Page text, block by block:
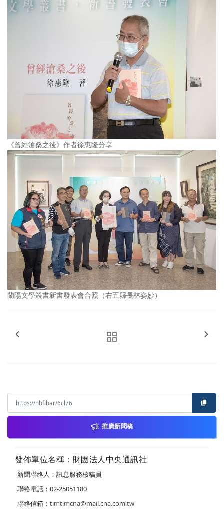
《曾經滄桑之後》作者徐惠隆分享
蘭陽文學叢書新書發表會合照（右五縣長林姿妙）
推廣新聞稿
發佈單位名稱：財團法人中央通訊社
新聞聯絡人：訊息服務核稿員
聯絡電話：02-25051180
聯絡信箱： timtimcna@mail.cna.com.tw